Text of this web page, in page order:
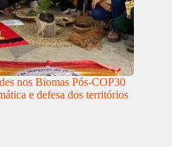
nos Biomas Pós-COP30
e defesa dos territórios